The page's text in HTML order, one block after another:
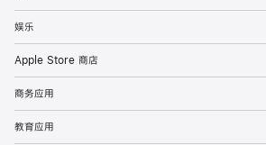
娱乐
Apple Store 商店
商务应用
教育应用